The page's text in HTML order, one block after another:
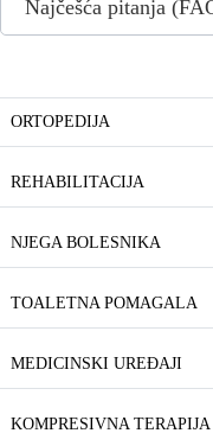
ORTOPEDIJA
REHABILITACIJA
NJEGA BOLESNIKA
TOALETNA POMAGALA
MEDICINSKI UREĐAJI
KOMPRESIVNA TERAPIJA
Najčešća pitanja